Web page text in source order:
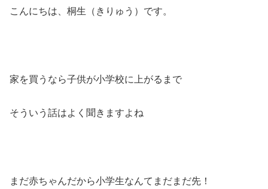
こんにちは、桐生（きりゅう）です。
家を買うなら子供が小学校に上がるまで
そういう話はよく聞きますよね
まだ赤ちゃんだから小学生なんてまだまだ先！